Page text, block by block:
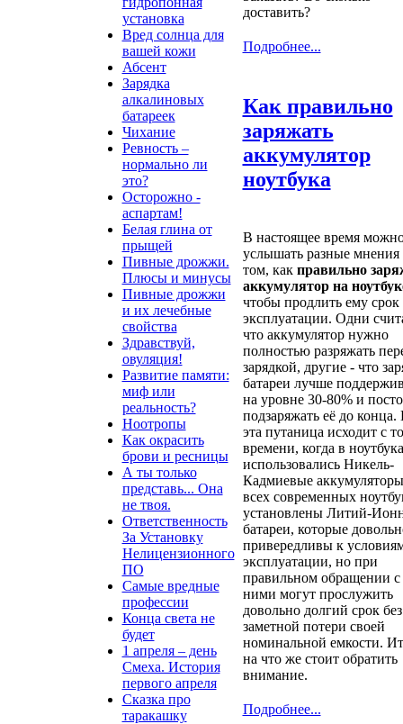
установка
Вред солнца для
вашей кожи
Абсент
Зарядка
алкалиновых
батареек
Чихание
Ревность –
нормально ли
это?
Осторожно -
аспартам!
Белая глина от
прыщей
Пивные дрожжи.
Плюсы и минусы
Пивные дрожжи
и их лечебные
свойства
Здравствуй,
овуляция!
Развитие памяти:
миф или
реальность?
Ноотропы
Как окрасить
брови и ресницы
А ты только
представь... Она
не твоя.
Ответственность
За Установку
Нелицензионного
ПО
Самые вредные
профессии
Конца света не
будет
1 апреля – день
Смеха. История
первого апреля
Сказка про
таракашку
доставить?
Подробнее...
Как правильно
заряжать
аккумулятор
ноутбука
В настоящее время
услышать разные мнения
том, как правильно
аккумулятор на
чтобы продлить ему срок
эксплуатации. Одни
что аккумулятор нужно
полностью разряжать
зарядкой, другие - что
батареи лучше
на уровне 30-80% и
подзаряжать её до конца.
эта путаница исходит с
времени, когда в
использовались Никель-
Кадмиевые
всех современных
установлены Литий-
батареи, которые
привередливы к
эксплуатации, но при
правильном обращении с
ними могут прослужить
довольно долгий срок без
заметной потери своей
номинальной емкости.
на что же стоит обратить
внимание.
Подробнее...